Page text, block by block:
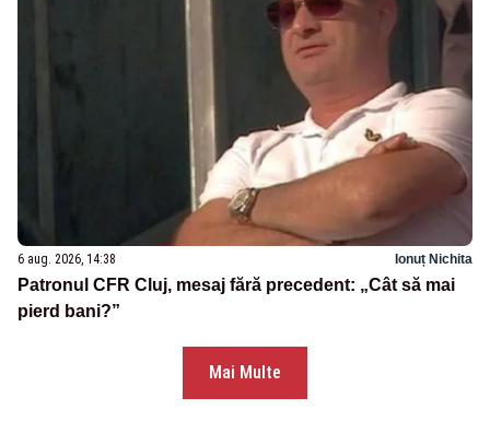
6 aug. 2026, 14:38 Ionuț Nichita
Patronul CFR Cluj, mesaj fără precedent: „Cât să mai
pierd bani?”
Mai Multe